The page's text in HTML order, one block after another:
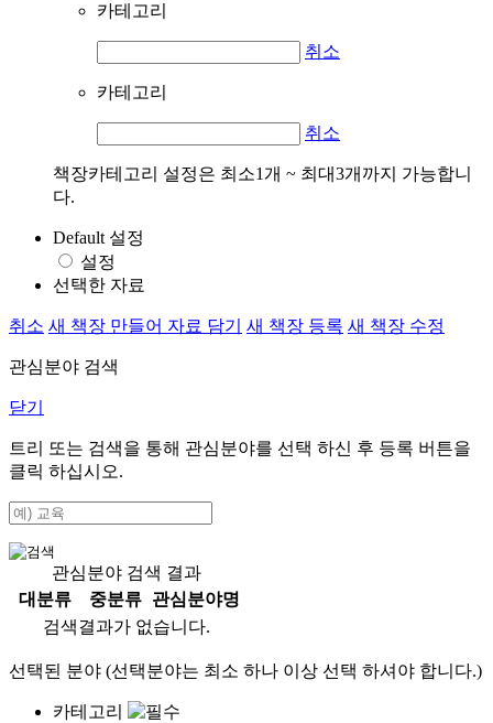
카테고리
취소
카테고리
취소
책장카테고리 설정은 최소1개 ~ 최대3개까지 가능합니
다.
Default 설정
설정
선택한 자료
취소 새 책장 만들어 자료 담기 새 책장 등록 새 책장 수정
관심분야 검색
닫기
트리 또는 검색을 통해 관심분야를 선택 하신 후 등록 버튼을
클릭 하십시오.
관심분야 검색 결과
대분류
중분류
관심분야명
검색결과가 없습니다.
선택된 분야 (선택분야는 최소 하나 이상 선택 하셔야 합니다.)
카테고리